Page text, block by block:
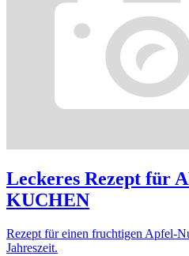
Leckeres Rezept für
KUCHEN
Rezept für einen fruchtigen Apfel-
Jahreszeit.